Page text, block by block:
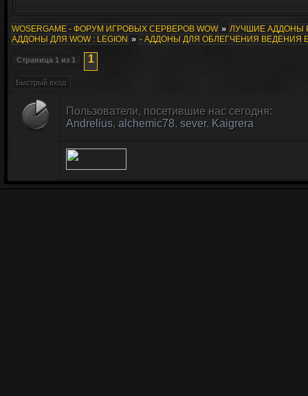
WOSERGAME - ФОРУМ ИГРОВЫХ СЕРВЕРОВ WOW » ЛУЧШИЕ АДДОНЫ
АДДОНЫ ДЛЯ WOW : LEGION » - АДДОНЫ ДЛЯ ОБЛЕГЧЕНИЯ ВЕДЕНИЯ
Страница 1 из 1 1
Пользователи, посетившие нас сегодня:
Andrelius, alchemic78, sever, Kaigrera